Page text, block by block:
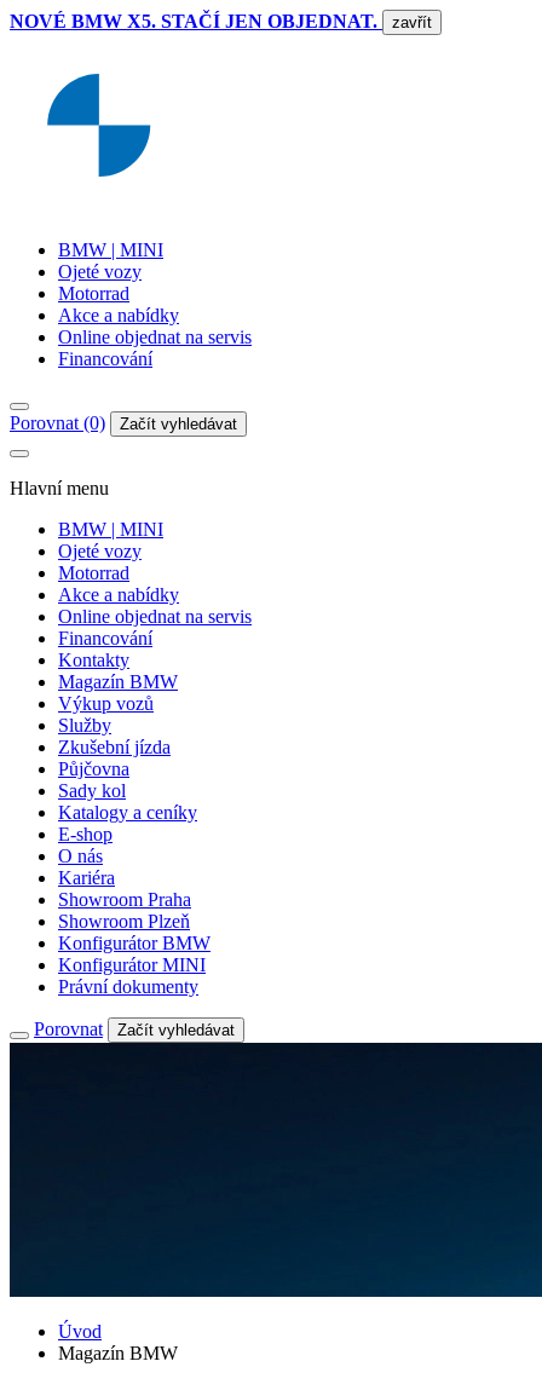
NOVÉ BMW X5. STAČÍ JEN OBJEDNAT. zavřít
BMW | MINI
Ojeté vozy
Motorrad
Akce a nabídky
Online objednat na servis
Financování
Porovnat (0) Začít vyhledávat
Hlavní menu
BMW | MINI
Ojeté vozy
Motorrad
Akce a nabídky
Online objednat na servis
Financování
Kontakty
Magazín BMW
Výkup vozů
Služby
Zkušební jízda
Půjčovna
Sady kol
Katalogy a ceníky
E-shop
O nás
Kariéra
Showroom Praha
Showroom Plzeň
Konfigurátor BMW
Konfigurátor MINI
Právní dokumenty
Porovnat Začít vyhledávat
Úvod
Magazín BMW